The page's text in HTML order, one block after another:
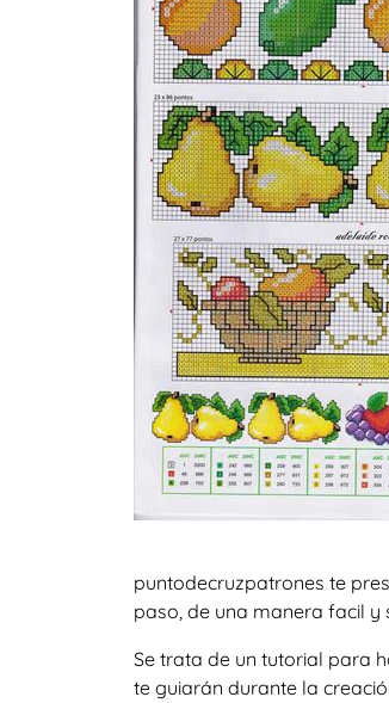
puntodecruzpatrones te
paso, de una manera facil y
Se trata de un tutorial para
te guiarán durante la